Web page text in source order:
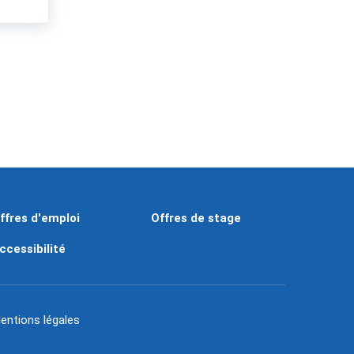
d'emploi Offres de stage
légales